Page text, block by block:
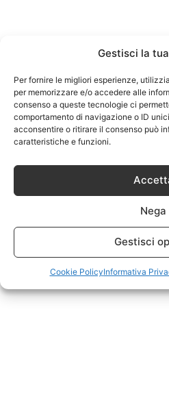
Gestisci la
Per fornire le migliori esperienze,
per memorizzare e/o accedere alle
consenso a queste tecnologie ci
comportamento di navigazione o ID
acconsentire o ritirare il consenso può
caratteristiche e funzioni.
Nega
Gestisci
Cookie PolicyInformativa